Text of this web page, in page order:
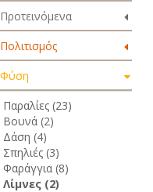
Προτεινόμενα
Πολιτισμός
Φύση
Παραλίες (23)
Βουνά (2)
Δάση (4)
Σπηλιές (3)
Φαράγγια (8)
Λίμνες (2)